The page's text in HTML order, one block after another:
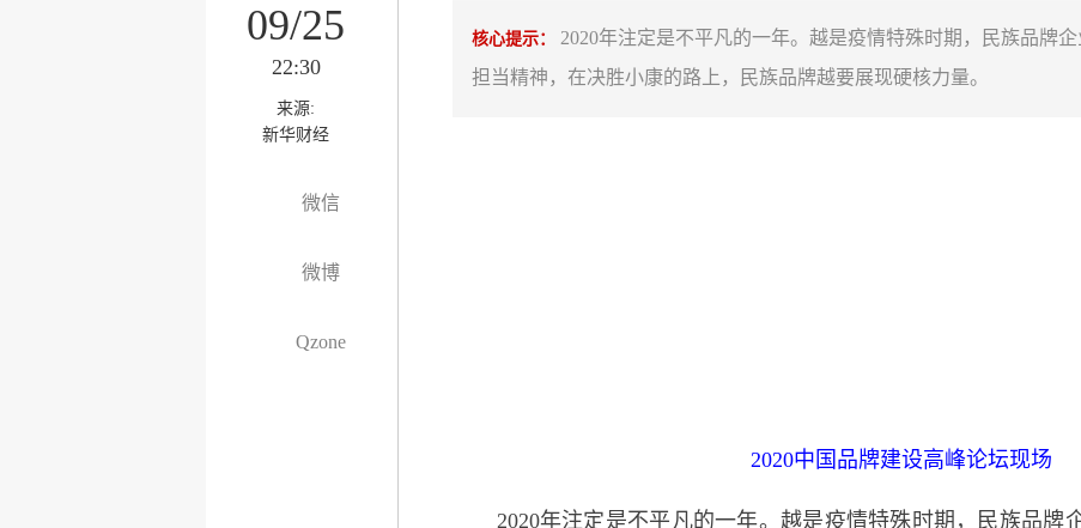
09/25
22:30
来源:
新华财经
微信
微博
Qzone
核心提示： 2020年注定是不平凡的一年。越是疫情特殊时期，民族品牌
担当精神，在决胜小康的路上，民族品牌越要展现硬核力量。
2020中国品牌建设高峰论坛现场
2020年注定是不平凡的一年。越是疫情特殊时期，民族品牌